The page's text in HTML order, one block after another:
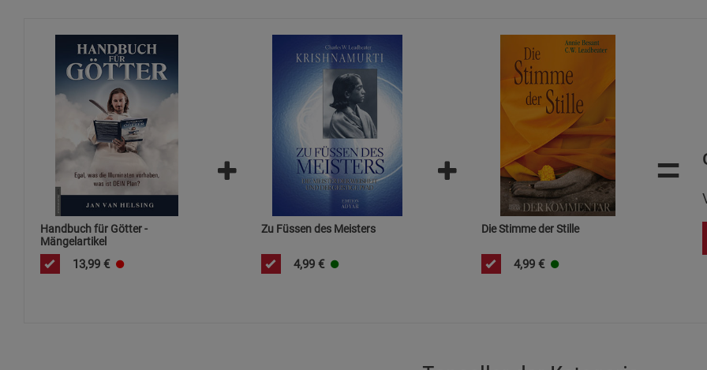
Handbuch für Götter -
Mängelartikel
13,99 €
Zu Füssen des Meisters
4,99 €
Die Stimme der Stille
4,99 €
=
Einstellungen speichern für die GruppeEinstellungen speichern für die Gruppe
Notwendige Cookies (5)
Beschreibung Notwendige Cookies
Cookie-Informationenanzeigen
Funktionale Cookies (1) Funktionale
Beschreibung Funktionale Cookies
Cookie-Informationen